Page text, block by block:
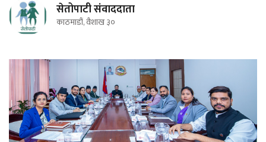
सेतोपाटी संवाददाता
काठमाडौं, वैशाख ३०